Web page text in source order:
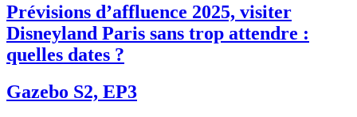
Prévisions d’affluence 2025, visiter
Disneyland Paris sans trop attendre :
quelles dates ?
Gazebo S2, EP3